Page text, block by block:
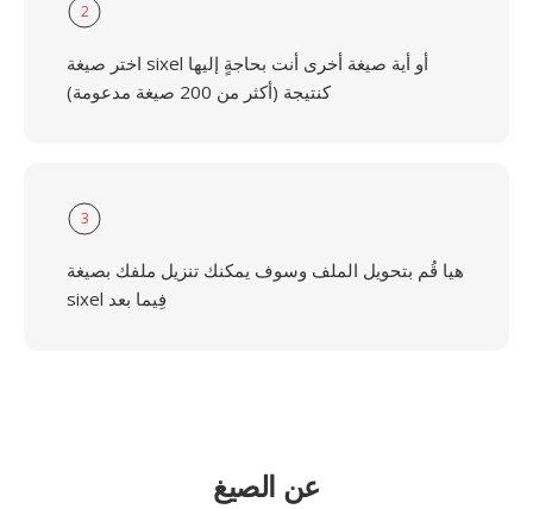
2
اختر صيغة sixel أو أية صيغة أخرى أنت بحاجةٍ إليها
كنتيجة (أكثر من 200 صيغة مدعومة)
3
هيا قُم بتحويل الملف وسوف يمكنك تنزيل ملفك بصيغة
sixel فِيما بعد
عن الصيغ